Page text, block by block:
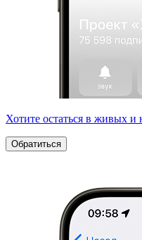
Хотите остаться в живых и
Обратиться